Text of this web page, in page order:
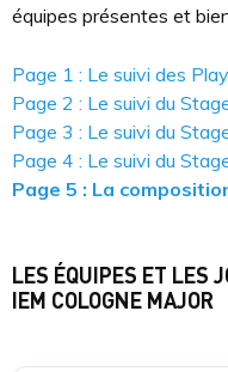
équipes présentes et
Page 1 : Le suivi des
Page 2 : Le suivi du
Page 3 : Le suivi du
Page 4 : Le suivi du
Page 5 : La
LES ÉQUIPES ET LES
IEM COLOGNE MAJOR